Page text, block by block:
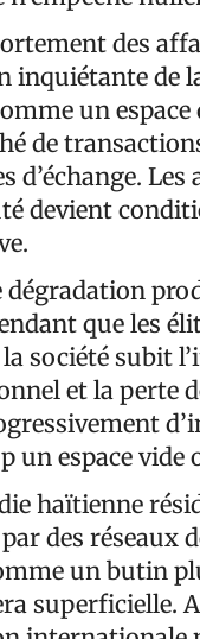
des
inquiétante de
un
de
d’échange.
devient
dégradation
que les
société subit
et la perte
un espace vide
haïtienne
des réseaux
un butin
superficielle.